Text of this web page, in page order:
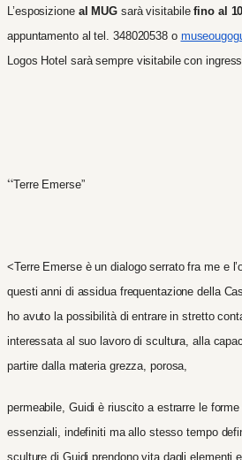
L’esposizione al MUG sarà visitabilefino al
appuntamento al tel. 348020538 o
Logos Hotel sarà sempre visitabile con
“Terre Emerse”
<Terre Emerse è un dialogo serrato fra me e
questi anni di assidua frequentazione della
ho avuto la possibilità di entrare in stretto
interessata al suo lavoro di scultura, alla
partire dalla materia grezza, porosa,
permeabile, Guidi è riuscito a estrarre le
essenziali, indefiniti ma allo stesso tempo
sculture di Guidi prendono vita dagli elementi